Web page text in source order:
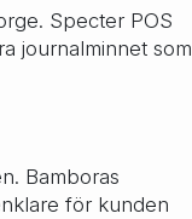
Specter POS
journalminnet som
Bamboras
för kunden